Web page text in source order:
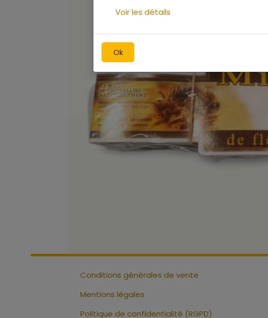
Conditions générales de vente
Mentions légales
Politique de confidentialité (RGPD)
Ok
Voir les détails